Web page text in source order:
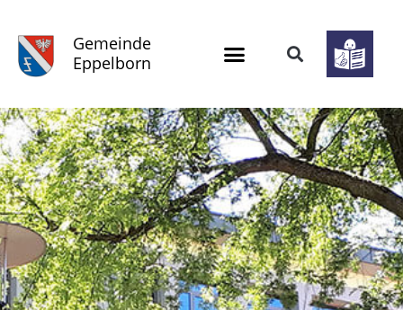
Gemeinde
Eppelborn